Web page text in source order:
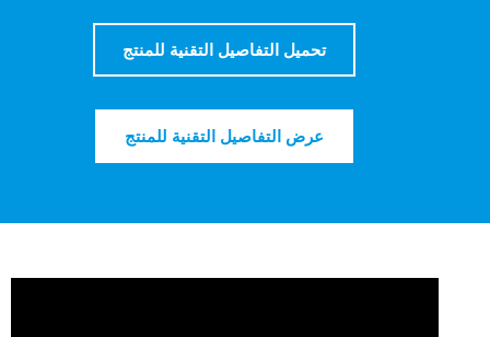
تحميل التفاصيل التقنية للمنتج
عرض التفاصيل التقنية للمنتج